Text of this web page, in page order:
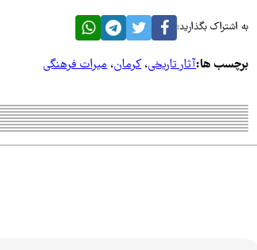
به اشتراک بگذارید:
برچسب ها:آثار تاریخی،کرمان،میراث فرهنگی